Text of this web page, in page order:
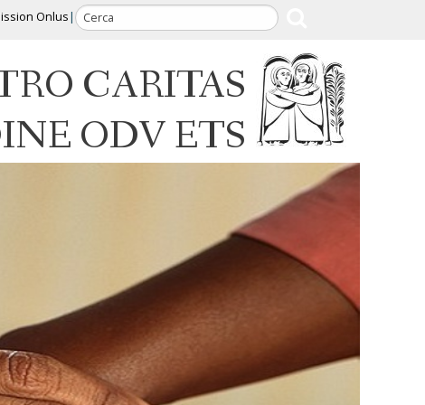
Onlus
CARITAS
ODV ETS